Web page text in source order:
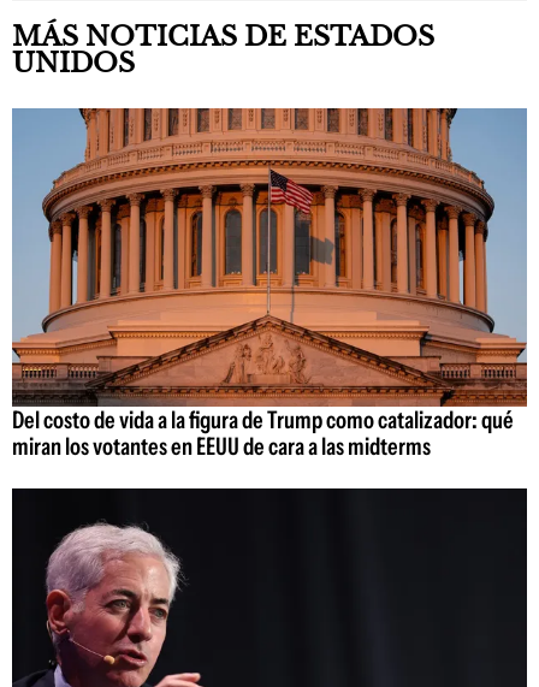
MÁS NOTICIAS DE ESTADOS
UNIDOS
Del costo de vida a la figura de Trump como catalizador: qué
miran los votantes en EEUU de cara a las midterms